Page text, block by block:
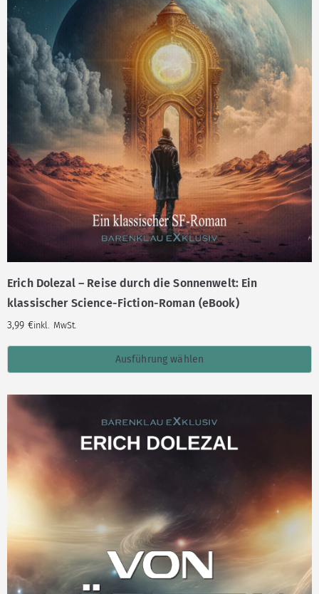
Erich Dolezal – Reise durch die Sonnenwelt: Ein
klassischer Science-Fiction-Roman (eBook)
3,99 €inkl. MwSt.
Ausführung wählen